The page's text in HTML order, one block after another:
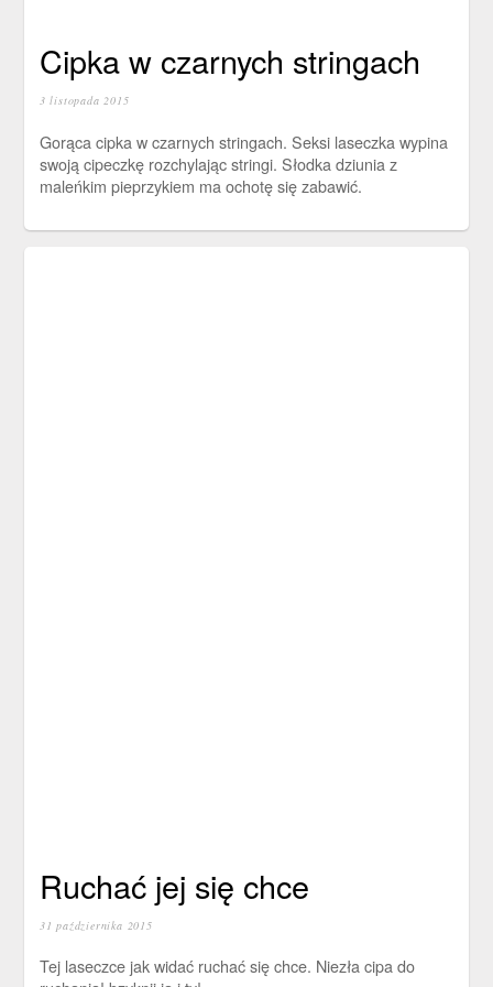
Cipka w czarnych stringach
3 listopada 2015
Gorąca cipka w czarnych stringach. Seksi laseczka wypina
swoją cipeczkę rozchylając stringi. Słodka dziunia z
maleńkim pieprzykiem ma ochotę się zabawić.
Ruchać jej się chce
31 października 2015
Tej laseczce jak widać ruchać się chce. Niezła cipa do